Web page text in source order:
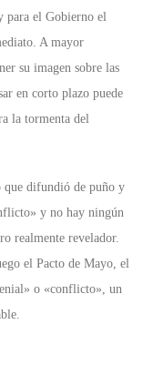
para el Gobierno el
A mayor
su imagen sobre las
en corto plazo puede
la tormenta del
que difundió de puño y
y no hay ningún
realmente revelador.
el Pacto de Mayo, el
o «conflicto», un